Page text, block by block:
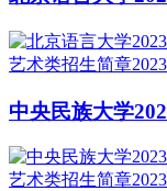
艺术类招生简章
中央民族大学
艺术类招生简章